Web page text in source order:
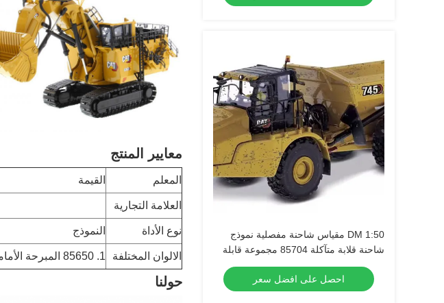
DM 1:50 مقياس شاحنة مفصلية نموذج
شاحنة قلابة متآكلة 85704 مجموعة قابلة
للتجميع من المعدن المصبوب
احصل على افضل سعر
معايير المنتج
المعلم القيمة
العلامة التجارية
نوع الأداة النموذج
الالوان المختلفة 1. 85650 المبرحة الأمامية cat6060، 85651 2. الحفرة الخلفية cat6060
حولنا